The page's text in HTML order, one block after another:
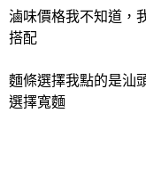
滷味價格我不知道，
搭配
麵條選擇我點的是汕
選擇寬麵